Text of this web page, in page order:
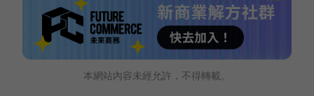
本網站內容未經允許，不得轉載。